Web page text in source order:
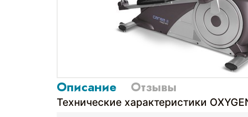
Описание Отзывы
Технические характеристики